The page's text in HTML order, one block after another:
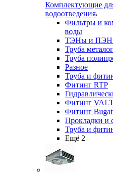
Комплектующие
водоотведения
Фильтры и
воды
ТЭНы и ПЭНы
Труба
Труба
Разное
Труба и
Фитинг RTP
Фитинг
Фитинг
Прокладки и
Труба и
Ещё 2